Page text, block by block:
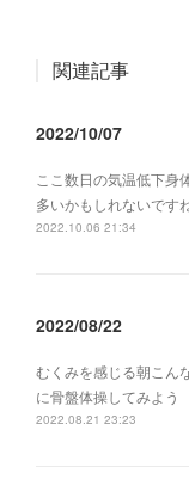
関連記事
2022/10/07
ここ数日の気温低下身
多いかもしれないです
2022.10.06 21:34
2022/08/22
むくみを感じる朝こん
に骨盤体操してみよう
2022.08.21 23:23